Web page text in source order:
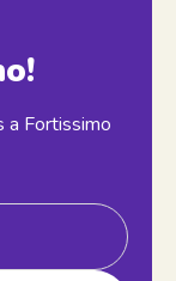
a Fortissimo